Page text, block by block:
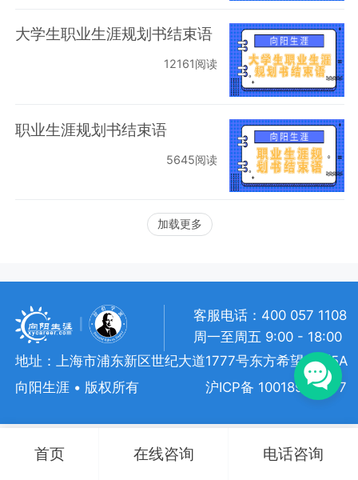
大学生职业生涯规划书结束语
12161阅读
职业生涯规划书结束语
5645阅读
加载更多
客服电话：400 057 1108
周一至周五 9:00 - 18:00
地址：上海市浦东新区世纪大道1777号东方希望大厦5A
向阳生涯 • 版权所有
沪ICP备 10018957号-7
首页 在线咨询 电话咨询